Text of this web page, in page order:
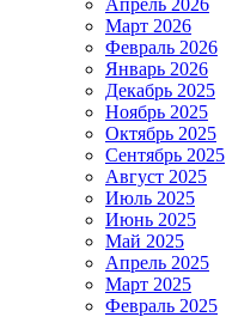
Апрель 2026
Март 2026
Февраль 2026
Январь 2026
Декабрь 2025
Ноябрь 2025
Октябрь 2025
Сентябрь 2025
Август 2025
Июль 2025
Июнь 2025
Май 2025
Апрель 2025
Март 2025
Февраль 2025